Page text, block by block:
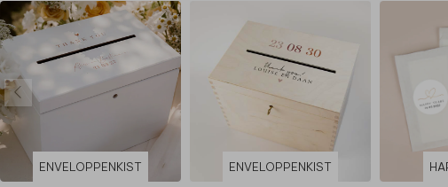
Meer dan 1 vel nodig? Pas het aantal vellen aan in je
winkelmandje.
De hele collectie bekijken? Je vindt alle trouwbedankjes hier.
Dit product maakt deel uit van een complete set in deze stijl.
ENVELOPPENKIST ENVELOPPENKIST